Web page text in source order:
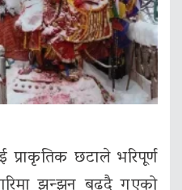
प्राकृतिक छटाले भरिपूर्ण